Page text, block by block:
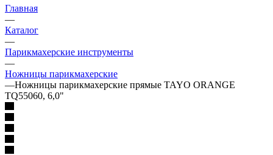
Главная
—
Каталог
—
Парикмахерские инструменты
—
Ножницы парикмахерские
—Ножницы парикмахерские прямые TAYO ORANGE
TQ55060, 6,0"